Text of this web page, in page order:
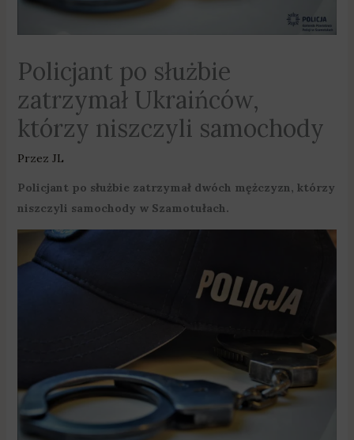
Policjant po służbie
zatrzymał Ukraińców,
którzy niszczyli samochody
Przez JL
Policjant po służbie zatrzymał dwóch mężczyzn, którzy
niszczyli samochody w Szamotułach.